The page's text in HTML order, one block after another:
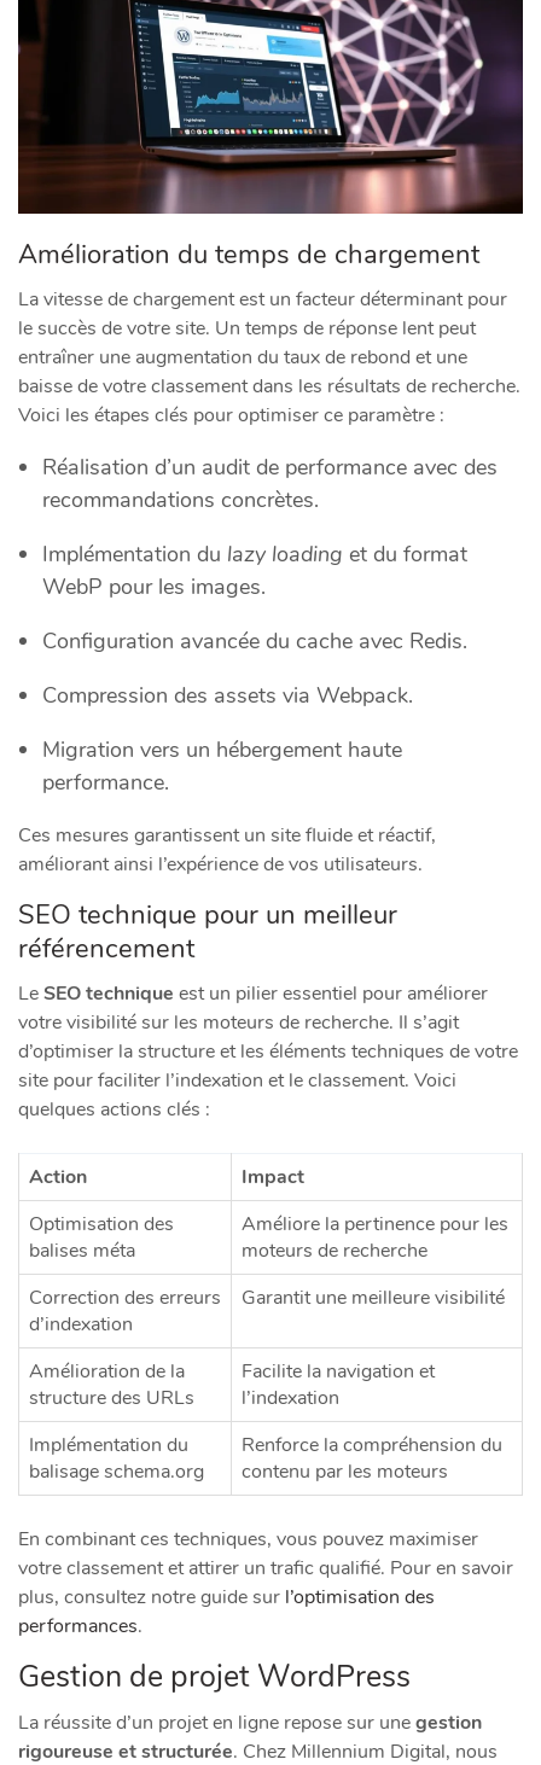
Amélioration du temps de chargement
La vitesse de chargement est un facteur déterminant pour
le succès de votre site. Un temps de réponse lent peut
entraîner une augmentation du taux de rebond et une
baisse de votre classement dans les résultats de recherche.
Voici les étapes clés pour optimiser ce paramètre :
Réalisation d’un audit de performance avec des
recommandations concrètes.
Implémentation du lazy loading et du format
WebP pour les images.
Configuration avancée du cache avec Redis.
Compression des assets via Webpack.
Migration vers un hébergement haute
performance.
Ces mesures garantissent un site fluide et réactif,
améliorant ainsi l’expérience de vos utilisateurs.
SEO technique pour un meilleur
référencement
LeSEO technique est un pilier essentiel pour améliorer
votre visibilité sur les moteurs de recherche. Il s’agit
d’optimiser la structure et les éléments techniques de votre
site pour faciliter l’indexation et le classement. Voici
quelques actions clés :
Action
Impact
Optimisation des
balises méta
Améliore la pertinence pour les
moteurs de recherche
Correction des erreurs
d’indexation
Garantit une meilleure visibilité
Amélioration de la
structure des URLs
Facilite la navigation et
l’indexation
Implémentation du
balisage schema.org
Renforce la compréhension du
contenu par les moteurs
En combinant ces techniques, vous pouvez maximiser
votre classement et attirer un trafic qualifié. Pour en savoir
plus, consultez notre guide sur l’optimisation des
performances.
Gestion de projet WordPress
La réussite d’un projet en ligne repose sur unegestion
rigoureuse et structurée. Chez Millennium Digital, nous